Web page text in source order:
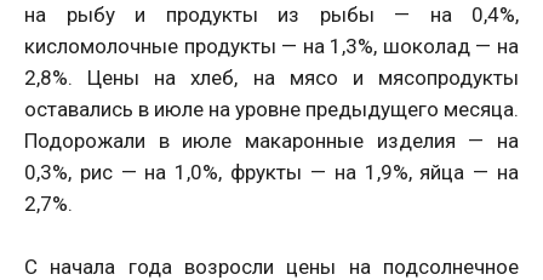
на рыбу и продукты из рыбы — на 0,4%,
кисломолочные продукты — на 1,3%, шоколад — на
2,8%. Цены на хлеб, на мясо и мясопродукты
оставались в июле на уровне предыдущего месяца.
Подорожали в июле макаронные изделия — на
0,3%, рис — на 1,0%, фрукты — на 1,9%, яйца — на
2,7%.
С начала года возросли цены на подсолнечное